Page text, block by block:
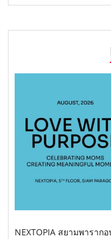
NEXTOPIA สยามพารา